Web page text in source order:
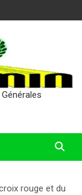
rouge et du